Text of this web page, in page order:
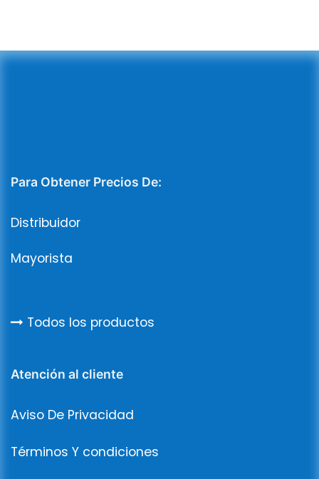
Para Obtener Precios De:
Distribuidor
Mayorista
Todos los productos
Atención al cliente
Aviso De Privacidad
Términos Y condiciones